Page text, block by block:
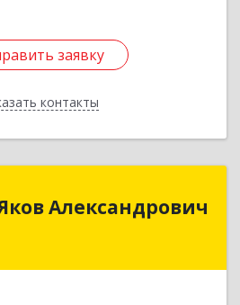
заявку
контакты
заявку
Назад
Александрович